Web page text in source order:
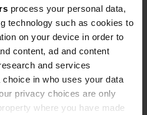
process your personal data,
technology such as cookies to
on your device in order to
content, ad and content
and services
in who uses your data
privacy choices are only
where you have made
Copie
PRO+